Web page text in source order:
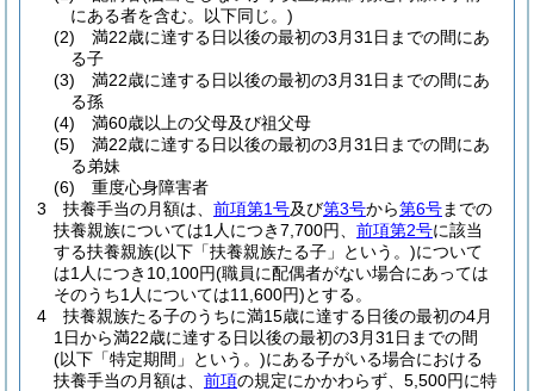
にある者を含む。以下同じ。)
(2)
満22歳に達する日以後の最初の3月31日までの間にあ
る子
(3)
満22歳に達する日以後の最初の3月31日までの間にあ
る孫
(4)
満60歳以上の父母及び祖父母
(5)
満22歳に達する日以後の最初の3月31日までの間にあ
る弟妹
(6)
重度心身障害者
3
扶養手当の月額は、 前項第1号及び第3号から第6号までの
扶養親族については1人につき7,700円、 前項第2号に該当
する扶養親族(以下「扶養親族たる子」という。)について
は1人につき10,100円(職員に配偶者がない場合にあっては
そのうち1人については11,600円)とする。
4
扶養親族たる子のうちに満15歳に達する日後の最初の4月
1日から満22歳に達する日以後の最初の3月31日までの間
(以下「特定期間」という。)にある子がいる場合における
扶養手当の月額は、 前項の規定にかかわらず、5,500円に特